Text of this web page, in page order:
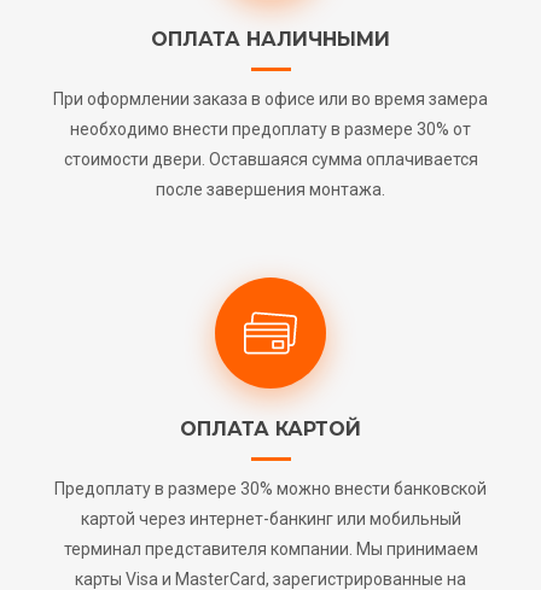
ОПЛАТА НАЛИЧНЫМИ
При оформлении заказа в офисе или во время замера
необходимо внести предоплату в размере 30% от
стоимости двери. Оставшаяся сумма оплачивается
после завершения монтажа.
ОПЛАТА КАРТОЙ
Предоплату в размере 30% можно внести банковской
картой через интернет-банкинг или мобильный
терминал представителя компании. Мы принимаем
карты Visa и MasterCard, зарегистрированные на